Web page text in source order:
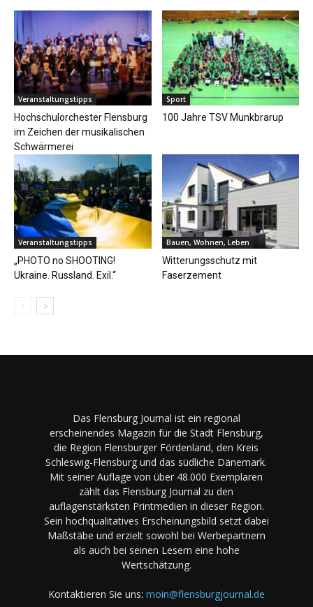
Veranstaltungstipps
Hochschulorchester Flensburg
im Zeichen der musikalischen
Schwärmerei
Sport
100 Jahre TSV Munkbrarup
Veranstaltungstipps
„PHOTO no SHOOTING!
Ukraine. Russland. Exil.“
Bauen, Wohnen, Leben
Witterungsschutz mit
Faserzement
Das Flensburg Journal ist ein regional
erscheinendes Magazin für die Stadt Flensburg,
die Region Flensburger Fördenland, den Kreis
Schleswig-Flensburg und das südliche Dänemark.
Mit seiner Auflage von über 48.000 Exemplaren
zählt das Flensburg Journal zu den
auflagenstärksten Printmedien in dieser Region.
Sein hochqualitatives Erscheinungsbild setzt dabei
Maßstäbe und erzielt sowohl bei Werbepartnern
als auch bei seinen Lesern eine hohe
Wertschätzung.
Kontaktieren Sie uns: moin@flensburgjournal.de